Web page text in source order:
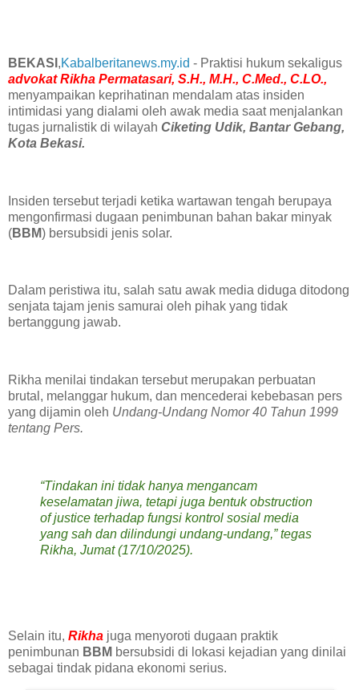
BEKASI ,Kabalberitanews.my.id - Praktisi hukum sekaligus
advokat Rikha Permatasari, S.H., M.H., C.Med., C.LO.,
menyampaikan keprihatinan mendalam atas insiden
intimidasi yang dialami oleh awak media saat menjalankan
tugas jurnalistik di wilayah Ciketing Udik, Bantar Gebang,
Kota Bekasi.
Insiden tersebut terjadi ketika wartawan tengah berupaya
mengonfirmasi dugaan penimbunan bahan bakar minyak
(BBM) bersubsidi jenis solar.
Dalam peristiwa itu, salah satu awak media diduga ditodong
senjata tajam jenis samurai oleh pihak yang tidak
bertanggung jawab.
Rikha menilai tindakan tersebut merupakan perbuatan
brutal, melanggar hukum, dan mencederai kebebasan pers
yang dijamin oleh Undang-Undang Nomor 40 Tahun 1999
tentang Pers.
“Tindakan ini tidak hanya mengancam
keselamatan jiwa, tetapi juga bentuk obstruction
of justice terhadap fungsi kontrol sosial media
yang sah dan dilindungi undang-undang,” tegas
Rikha, Jumat (17/10/2025).
Selain itu, Rikha juga menyoroti dugaan praktik
penimbunan BBM bersubsidi di lokasi kejadian yang dinilai
sebagai tindak pidana ekonomi serius.